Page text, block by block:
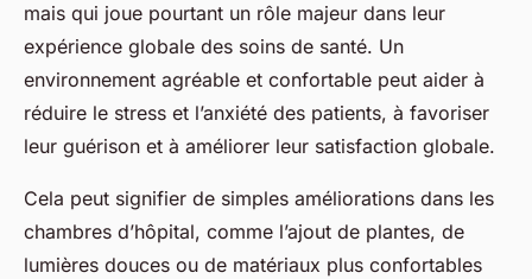
mais qui joue pourtant un rôle majeur dans leur
expérience globale des soins de santé. Un
environnement agréable et confortable peut aider à
réduire le stress et l’anxiété des patients, à favoriser
leur guérison et à améliorer leur satisfaction globale.
Cela peut signifier de simples améliorations dans les
chambres d’hôpital, comme l’ajout de plantes, de
lumières douces ou de matériaux plus confortables